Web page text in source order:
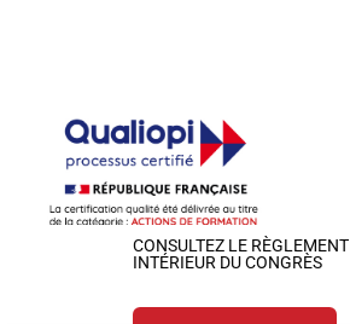
CONSULTEZ LE RÈGLEMENT
INTÉRIEUR DU CONGRÈS